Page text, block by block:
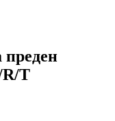
преден
R/T